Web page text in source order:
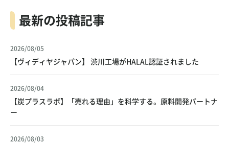
最新の投稿記事
2026/08/05
【ヴィディヤジャパン】 渋川工場がHALAL認証されました
2026/08/04
【炭プラスラボ】「売れる理由」を科学する。原料開発パートナ
ー
2026/08/03